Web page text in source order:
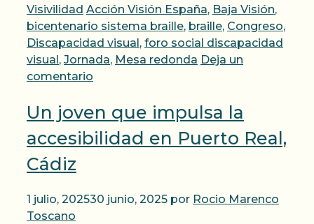
Visivilidad Etiquetas
Acción Visión España, Baja Visión,
bicentenario sistema braille, braille, Congreso,
Discapacidad visual, foro social discapacidad
visual, Jornada, Mesa redonda Deja un
comentario
Un joven que impulsa la
accesibilidad en Puerto Real,
Cádiz
1 julio, 202530 junio, 2025 por Rocio Marenco
Toscano